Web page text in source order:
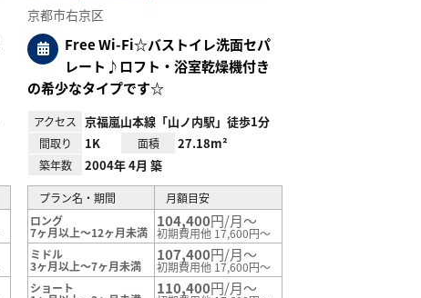
京都市右京区
Free Wi-Fi☆バストイレ洗面セパ
レート♪ロフト・浴室乾燥機付き
の希少なタイプです☆
アクセス 京福嵐山本線「山ノ内駅」徒歩1分
間取り 1K 面積 27.18m²
築年数 2004年 4月 築
プラン名・期間
月額目安
ロング
7ヶ月以上～12ヶ月未満
104,400円/月～
初期費用他 17,600円～
ミドル
3ヶ月以上～7ヶ月未満
107,400円/月～
初期費用他 17,600円～
ショート
110,400円/月～